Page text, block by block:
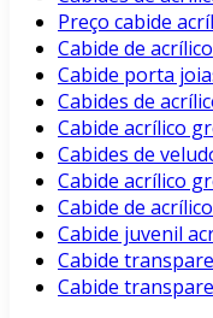
Preço cabide
Cabide de acrílico
Cabide porta
Cabides de
Cabide acrílico
Cabides de
Cabide acrílico
Cabide de
Cabide juvenil
Cabide
Cabide